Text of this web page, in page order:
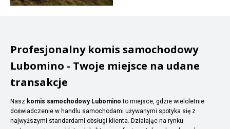
Profesjonalny komis samochodowy
Lubomino - Twoje miejsce na udane
transakcje
Nasz komis samochodowy Lubomino to miejsce, gdzie wieloletnie
doświadczenie w handlu samochodami używanymi spotyka się z
najwyższymi standardami obsługi klienta. Działając na rynku